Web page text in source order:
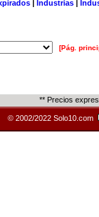
| Industrias |
[Pág.
** Precios
© 2002/2022 Solo10.com